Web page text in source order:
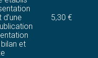
et
5,30 €